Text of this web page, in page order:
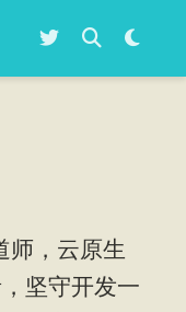
师，云原生
坚守开发一